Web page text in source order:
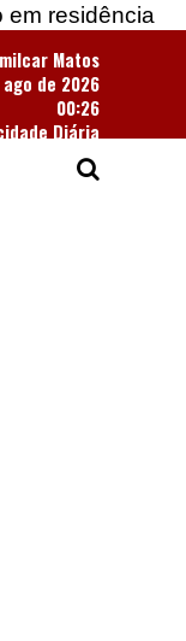
Matos
de 2026
00:26
Diária